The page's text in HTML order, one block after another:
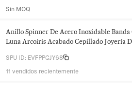
Sin MOQ
Anillo Spinner De Acero Inoxidable
Luna Arcoiris Acabado Cepillado Joyería
SPU ID: EVFPPGJY68
11 vendidos recientemente